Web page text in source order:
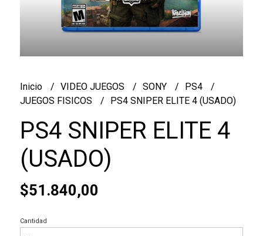
Inicio VIDEO JUEGOS SONY
PS4
JUEGOS FISICOS
PS4 SNIPER ELITE 4 (USADO)
PS4 SNIPER ELITE 4
(USADO)
$51.840,00
Cantidad